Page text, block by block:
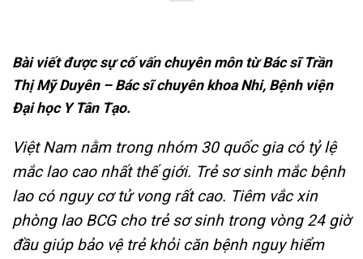
Bài viết được sự cố vấn chuyên môn từ Bác sĩ Trần
Thị Mỹ Duyên – Bác sĩ chuyên khoa Nhi, Bệnh viện
Đại học Y Tân Tạo.
Việt Nam nằm trong nhóm 30 quốc gia có tỷ lệ
mắc lao cao nhất thế giới. Trẻ sơ sinh mắc bệnh
lao có nguy cơ tử vong rất cao. Tiêm vắc xin
phòng lao BCG cho trẻ sơ sinh trong vòng 24 giờ
đầu giúp bảo vệ trẻ khỏi căn bệnh nguy hiểm